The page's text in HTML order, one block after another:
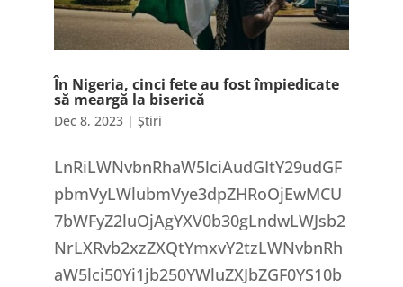
În Nigeria, cinci fete au fost împiedicate
să meargă la biserică
Dec 8, 2023| Știri
LnRiLWNvbnRhaW5lciAudGItY29udGF
pbmVyLWlubmVye3dpZHRoOjEwMCU
7bWFyZ2luOjAgYXV0b30gLndwLWJsb2
NrLXRvb2xzZXQtYmxvY2tzLWNvbnRh
aW5lci50Yi1jb250YWluZXJbZGF0YS10b